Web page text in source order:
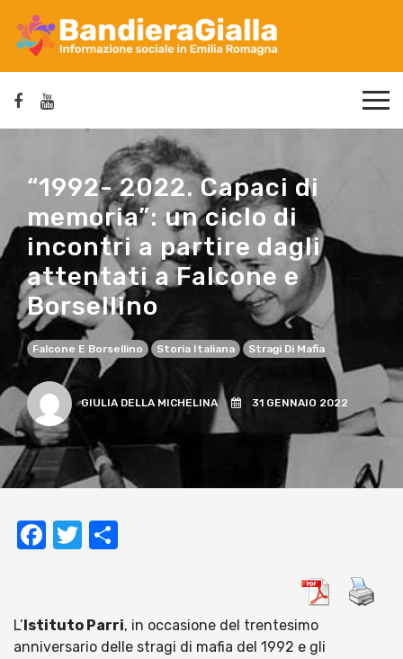
“1992- 2022. Capaci di
memoria”: un ciclo di
incontri a partire dagli
attentati a Falcone e
Borsellino
Falcone E Borsellino Storia Italiana Stragi Di Mafia
GIULIA DELLA MICHELINA 31 GENNAIO 2022
Facebook
Twitter
L’ Istituto Parri, in occasione del trentesimo
anniversario delle stragi di mafia del 1992 e gli